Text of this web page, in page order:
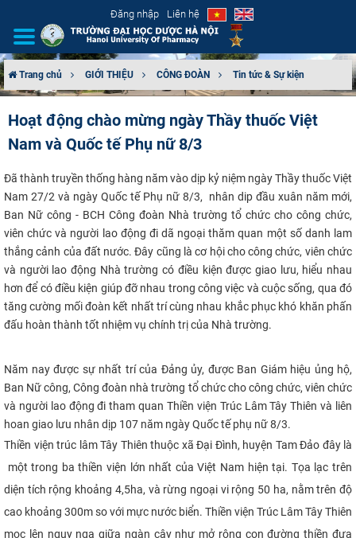
Đăng nhập Liên hệ
CƠ CẤU TỔ CHỨC
TUYỂN SINH
ĐÀO TẠO
ĐẢM BẢO CHẤT LƯỢNG
KHOA HỌC CÔNG NGHỆ
CỰU NGƯỜI HỌC
Trang chủ GIỚI THIỆU CÔNG ĐOÀN Tin tức & Sự kiện
Hoạt động chào mừng ngày Thầy thuốc Việt
Nam và Quốc tế Phụ nữ 8/3
Đã thành truyền thống hàng năm vào dịp kỷ niệm ngày Thầy thuốc Việt
Nam 27/2 và ngày Quốc tế Phụ nữ 8/3, nhân dip đầu xuân năm mới,
Ban Nữ công - BCH Công đoàn Nhà trường tổ chức cho công chức,
viên chức và người lao động đi dã ngoại thăm quan một số danh lam
thắng cảnh của đất nước. Đây cũng là cơ hội cho công chức, viên chức
và người lao động Nhà trường có điều kiện được giao lưu, hiểu nhau
hơn để có điều kiện giúp đỡ nhau trong công việc và cuộc sống, qua đó
tăng cường mối đoàn kết nhất trí cùng nhau khắc phục khó khăn phấn
đấu hoàn thành tốt nhiệm vụ chính trị của Nhà trường.
Năm nay được sự nhất trí của Đảng ủy, được Ban Giám hiệu ủng hộ,
Ban Nữ công, Công đoàn nhà trường tổ chức cho công chức, viên chức
và người lao động đi tham quan Thiền viện Trúc Lâm Tây Thiên và liên
hoan giao lưu nhân dịp 107 năm ngày Quốc tế phụ nữ 8/3.
Thiền viện trúc lâm Tây Thiên thuộc xã Đại Đình, huyện Tam Đảo đây là
một trong ba thiền viện lớn nhất của Việt Nam hiện tại. Tọa lạc trên
diện tích rộng khoảng 4,5ha, và rừng ngoại vi rộng 50 ha, nằm trên độ
cao khoảng 300m so với mực nước biển. Thiền viện Trúc Lâm Tây Thiên
mọc lên nguy nga giữa ngàn cây như mở rộng con đường thiền đưa